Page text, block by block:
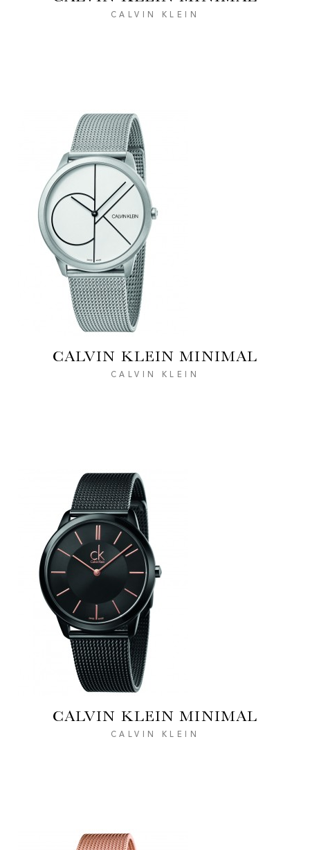
CALVIN KLEIN
CALVIN KLEIN MINIMAL
CALVIN KLEIN
CALVIN KLEIN MINIMAL
CALVIN KLEIN